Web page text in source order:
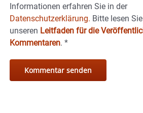
Informationen erfahren Sie in der
Datenschutzerklärung. Bitte lesen
unseren Leitfaden für die
Kommentaren. *